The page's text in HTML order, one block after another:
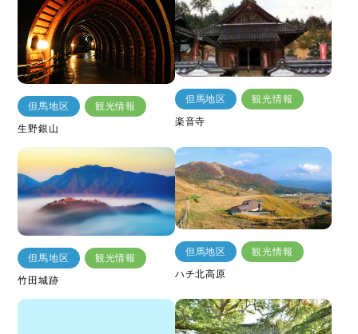
但馬地区
観光情報
生野銀山
但馬地区
観光情報
楽音寺
但馬地区
観光情報
竹田城跡
但馬地区
観光情報
ハチ北高原